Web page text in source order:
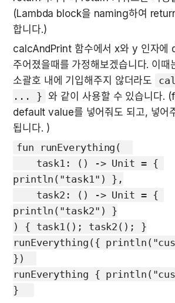
(Lambda block을 naming하여
합니다.)
calcAndPrint 함수에서 x와 y 인자
주어졌을때를 가정해보겠습니다. 이
소괄호 내에 기입해주지 않더라도
... } 와 같이 사용할 수 있습니다.
default value를 넣어줘도 되고, 넣어
됩니다. )
fun runEverything(
println("task1") },
println("task2") }
) { task1(); task2(); }
runEverything({
})
runEverything {